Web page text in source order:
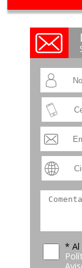
* Al